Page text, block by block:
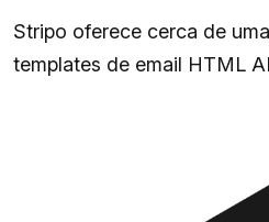
Stripo oferece cerca de
templates de email HTML